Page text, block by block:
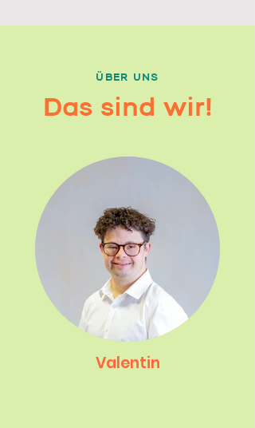
ÜBER UNS
Das sind wir!
Valentin